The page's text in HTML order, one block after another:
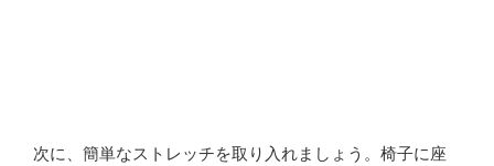
次に、簡単なストレッチを取り入れましょう。椅子に座